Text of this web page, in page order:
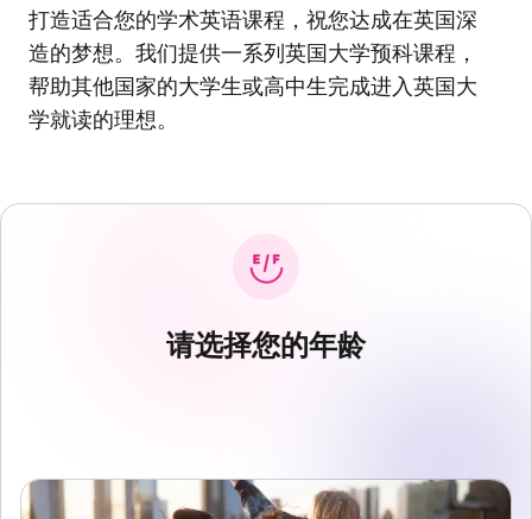
打造适合您的学术英语课程，祝您达成在英国深
造的梦想。我们提供一系列英国大学预科课程，
帮助其他国家的大学生或高中生完成进入英国大
学就读的理想。
请选择您的年龄